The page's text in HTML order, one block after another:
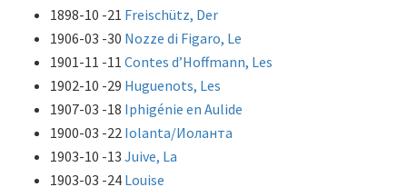
1898-10 -21 Freischütz, Der
1906-03 -30 Nozze di Figaro, Le
1901-11 -11 Contes d’Hoffmann, Les
1902-10 -29 Huguenots, Les
1907-03 -18 Iphigénie en Aulide
1900-03 -22 Iolanta/Иоланта
1903-10 -13 Juive, La
1903-03 -24 Louise